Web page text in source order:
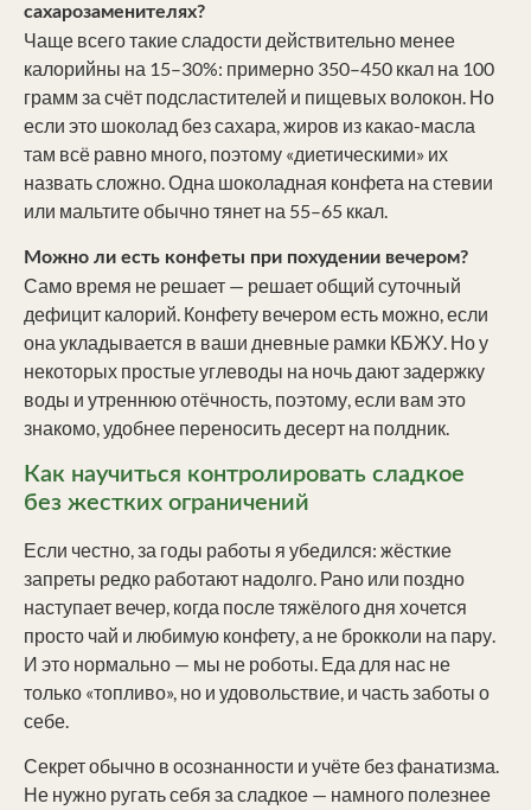
сахарозаменителях?
Чаще всего такие сладости действительно менее
калорийны на 15–30%: примерно 350–450 ккал на 100
грамм за счёт подсластителей и пищевых волокон. Но
если это шоколад без сахара, жиров из какао-масла
там всё равно много, поэтому «диетическими» их
назвать сложно. Одна шоколадная конфета на стевии
или мальтите обычно тянет на 55–65 ккал.
Можно ли есть конфеты при похудении вечером?
Само время не решает — решает общий суточный
дефицит калорий. Конфету вечером есть можно, если
она укладывается в ваши дневные рамки КБЖУ. Но у
некоторых простые углеводы на ночь дают задержку
воды и утреннюю отёчность, поэтому, если вам это
знакомо, удобнее переносить десерт на полдник.
Как научиться контролировать сладкое
без жестких ограничений
Если честно, за годы работы я убедился: жёсткие
запреты редко работают надолго. Рано или поздно
наступает вечер, когда после тяжёлого дня хочется
просто чай и любимую конфету, а не брокколи на пару.
И это нормально — мы не роботы. Еда для нас не
только «топливо», но и удовольствие, и часть заботы о
себе.
Секрет обычно в осознанности и учёте без фанатизма.
Не нужно ругать себя за сладкое — намного полезнее